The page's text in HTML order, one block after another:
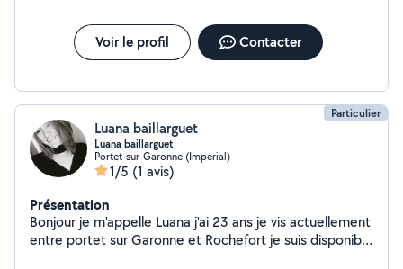
Voir le profil Contacter
Particulier
Luana baillarguet
Luana baillarguet
Portet-sur-Garonne (Imperial)
1/5 (1 avis)
Présentation
Bonjour je m'appelle Luana j'ai 23 ans je vis actuellement
entre portet sur Garonne et Rochefort je suis disponible